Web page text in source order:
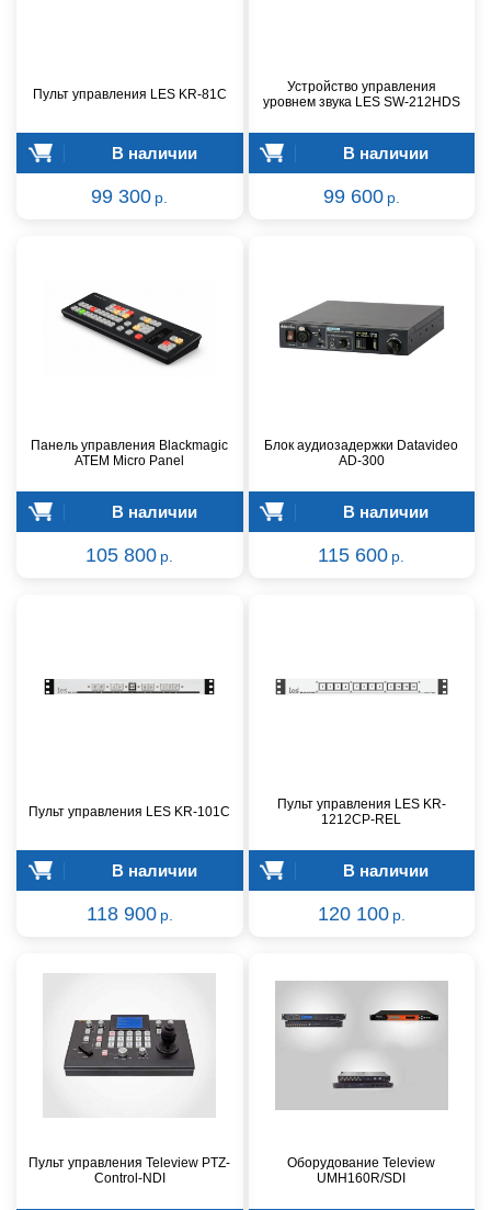
Пульт управления LES KR-81C
В наличии
99 300 р.
Устройство управления
уровнем звука LES SW-212HDS
В наличии
99 600 р.
Панель управления Blackmagic
ATEM Micro Panel
В наличии
105 800 р.
Блок аудиозадержки Datavideo
AD-300
В наличии
115 600 р.
Пульт управления LES KR-101C
В наличии
118 900 р.
Пульт управления LES KR-
1212CP-REL
В наличии
120 100 р.
Пульт управления Teleview PTZ-
Control-NDI
Оборудование Teleview
UMH160R/SDI